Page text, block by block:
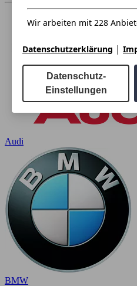
Audi
BMW
Wir arbeiten mit 228
Datenschutzerklärung |
Datenschutz-
Einstellungen